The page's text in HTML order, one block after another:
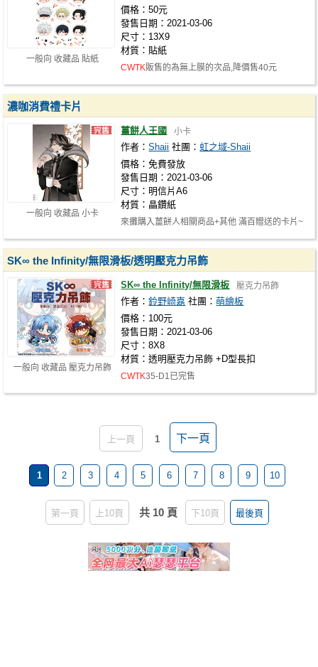
一般向 收藏品 貼紙
價格：50元
發售日期：2021-03-06
尺寸：13X9
材質：貼紙
CWTK販售的為無上膜的次品,降價售40元
一般向 收藏品 小卡
濃咖消費禮卡片
薑餅人王國 小卡
作者：Shaii 社團：虹之域-Shaii
價格：免費發放
發售日期：2021-03-06
尺寸：明信片A6
材質：晶鑽紙
來攤購入薑餅人相關商品+其他 滿百贈送的卡片~
一般向 收藏品 壓克力吊飾
SK∞ the Infinity/無限滑板/透明壓克力吊飾
SK∞ the Infinity/無限滑板 壓克力吊飾
作者：鈴野崎嘉 社團：萌繪板
價格：100元
發售日期：2021-03-06
尺寸：8X8
材質：透明壓克力吊飾 +D型長扣
CWTK35-D1已完售
上一頁 1 下一頁
1 2 3 4 5 6 7 8 9 10
第一頁 上10頁 共 10 頁 下10頁 最後頁